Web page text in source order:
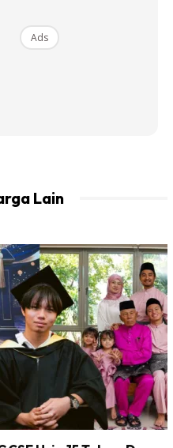
Ads
Lain